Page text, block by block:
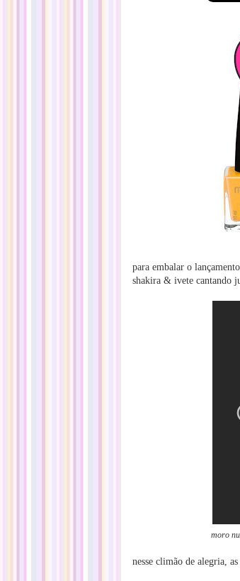
para embalar o
shakira & ivete cantando
moro
nesse climão de alegria,